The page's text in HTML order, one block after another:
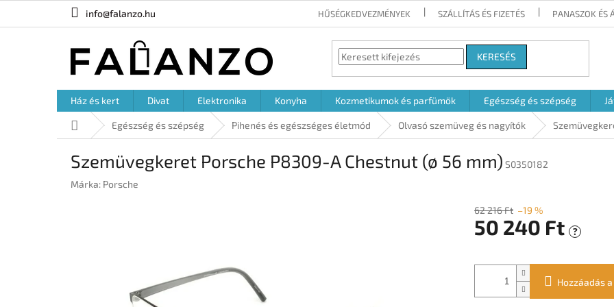
info@falanzo.hu HŰSÉGKEDVEZMÉNYEK SZÁLLÍTÁS ÉS FIZETÉS PANASZOK ÉS
KERESÉS
Ház és kert Divat Elektronika Konyha Kozmetikumok és parfümök Egészség és szépség
KezdőlapEgészség és szépség Pihenés és egészséges életmód Olvasó szemüveg és nagyítók
Szemüvegkeret Porsche P8309-A Chestnut (ø 56 mm) S0350182
Márka: Porsche
62 216 Ft –19 %
50 240 Ft ?
Hozzáadás